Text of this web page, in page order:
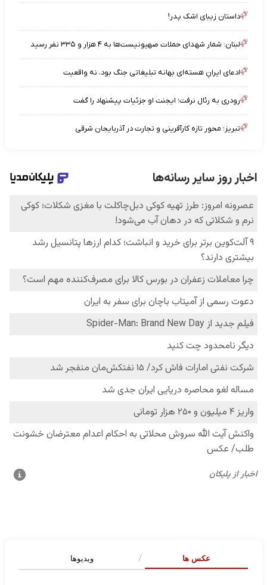
داستان زیبای اشک پدر!
لبنان: شمار شهدای حملات صهیونیست‌ها به ۴ هزار و ۳۳۵ نفر رسید
ادعای ایرانِ هسته‌ای بهانه تبلیغاتی جنگ بود، نه واقعیت
رودری به رئال نرفت؛ ایجنت او جزئیات پیشنهاد را گفت
تبریز؛ محور تازه کارآفرینی و تجارت در آذربایجان شرقی
عکس ها ویدیوها